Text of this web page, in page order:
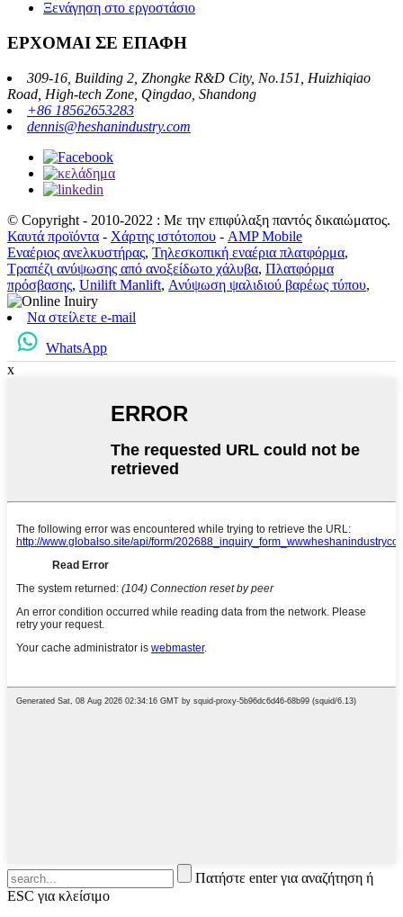
Ξενάγηση στο εργοστάσιο
ΕΡΧΟΜΑΙ ΣΕ ΕΠΑΦΗ
309-16, Building 2, Zhongke R&D City, No.151, Huizhiqiao
Road, High-tech Zone, Qingdao, Shandong
+86 18562653283
dennis@heshanindustry.com
© Copyright - 2010-2022 : Με την επιφύλαξη παντός δικαιώματος.
Καυτά προϊόντα - Χάρτης ιστότοπου - AMP Mobile
Εναέριος ανελκυστήρας, Τηλεσκοπική εναέρια πλατφόρμα,
Τραπέζι ανύψωσης από ανοξείδωτο χάλυβα, Πλατφόρμα
πρόσβασης, Unilift Manlift, Ανύψωση ψαλιδιού βαρέως τύπου,
Να στείλετε e-mail
WhatsApp
x
Πατήστε enter για αναζήτηση ή
ESC για κλείσιμο